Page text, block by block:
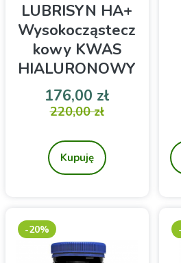
LUBRISYN HA+
Wysokocząstecz
kowy KWAS
HIALURONOWY
340ml Singularis
Suplement diety
Cena
176,00 złCena
220,00 zł
Kupuję
-20%